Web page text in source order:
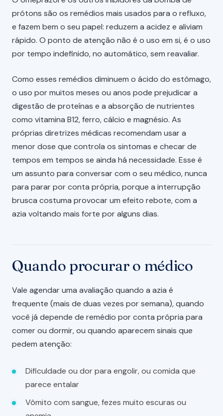
prótons são os remédios mais usados para o refluxo,
e fazem bem o seu papel: reduzem a acidez e aliviam
rápido. O ponto de atenção não é o uso em si, é o uso
por tempo indefinido, no automático, sem reavaliar.
Como esses remédios diminuem o ácido do estômago,
o uso por muitos meses ou anos pode prejudicar a
digestão de proteínas e a absorção de nutrientes
como vitamina B12, ferro, cálcio e magnésio. As
próprias diretrizes médicas recomendam usar a
menor dose que controla os sintomas e checar de
tempos em tempos se ainda há necessidade. Esse é
um assunto para conversar com o seu médico, nunca
para parar por conta própria, porque a interrupção
brusca costuma provocar um efeito rebote, com a
azia voltando mais forte por alguns dias.
Quando procurar o médico
Vale agendar uma avaliação quando a azia é
frequente (mais de duas vezes por semana), quando
você já depende de remédio por conta própria para
comer ou dormir, ou quando aparecem sinais que
pedem atenção:
Dificuldade ou dor para engolir, ou comida que
parece entalar
Vômito com sangue, fezes muito escuras ou